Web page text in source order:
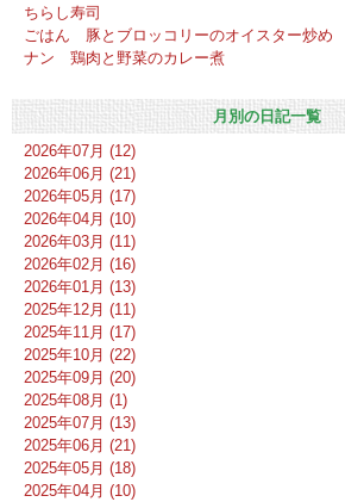
ちらし寿司
ごはん 豚とブロッコリーのオイスター炒め
ナン 鶏肉と野菜のカレー煮
月別の日記一覧
2026年07月 (12)
2026年06月 (21)
2026年05月 (17)
2026年04月 (10)
2026年03月 (11)
2026年02月 (16)
2026年01月 (13)
2025年12月 (11)
2025年11月 (17)
2025年10月 (22)
2025年09月 (20)
2025年08月 (1)
2025年07月 (13)
2025年06月 (21)
2025年05月 (18)
2025年04月 (10)